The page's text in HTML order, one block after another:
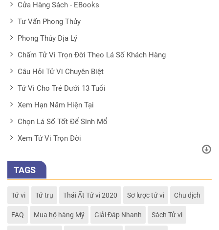
Cửa Hàng Sách - EBooks
Tư Vấn Phong Thủy
Phong Thủy Địa Lý
Chấm Tử Vi Trọn Đời Theo Lá Số Khách Hàng
Câu Hỏi Tử Vi Chuyên Biệt
Tử Vi Cho Trẻ Dưới 13 Tuổi
Xem Hạn Năm Hiện Tại
Chọn Lá Số Tốt Để Sinh Mổ
Xem Tử Vi Trọn Đời
TAGS
Tử vi Tứ trụ Thái Ất Tử vi 2020 Sơ lược tử vi Chu dịch
FAQ Mua hộ hàng Mỹ Giải Đáp Nhanh Sách Tử vi